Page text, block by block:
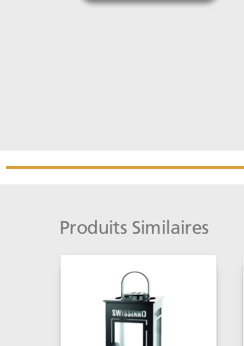
Produits Similaires